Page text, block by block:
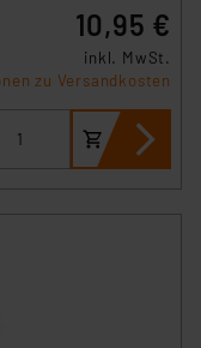
10,95 €
inkl. MwSt.
zu Versandkosten